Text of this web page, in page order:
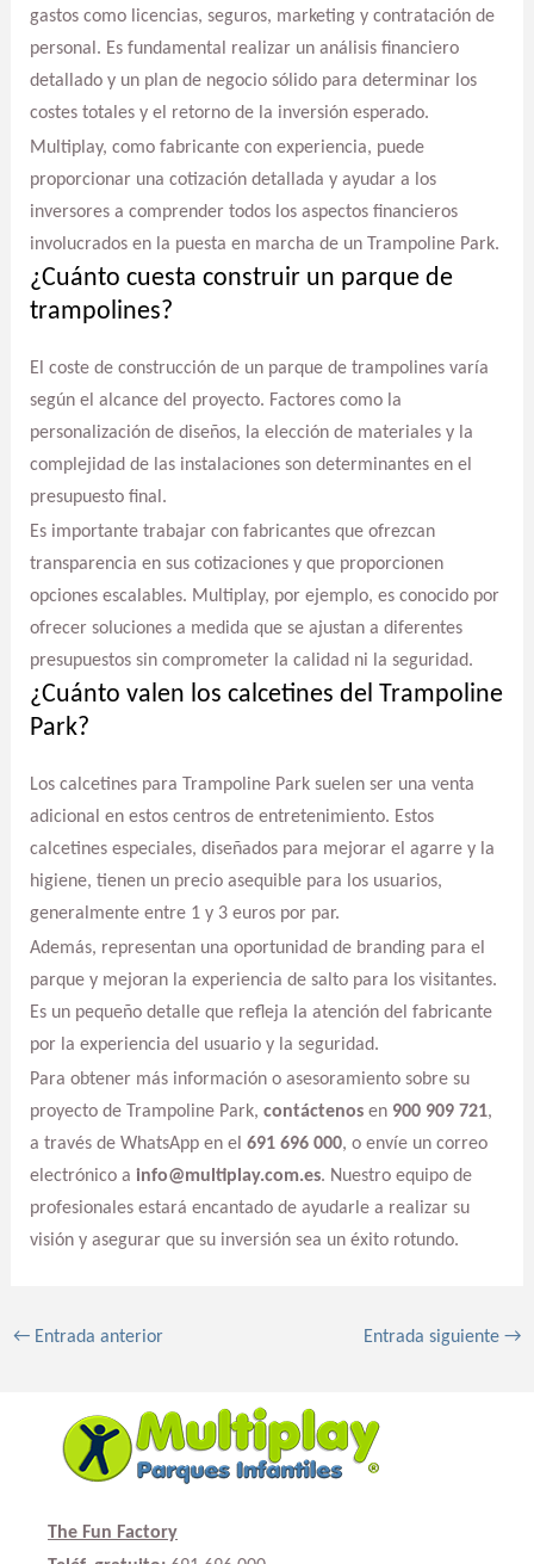
gastos como licencias, seguros, marketing y contratación de
personal. Es fundamental realizar un análisis financiero
detallado y un plan de negocio sólido para determinar los
costes totales y el retorno de la inversión esperado.
Multiplay, como fabricante con experiencia, puede
proporcionar una cotización detallada y ayudar a los
inversores a comprender todos los aspectos financieros
involucrados en la puesta en marcha de un Trampoline Park.
¿Cuánto cuesta construir un parque de
trampolines?
El coste de construcción de un parque de trampolines varía
según el alcance del proyecto. Factores como la
personalización de diseños, la elección de materiales y la
complejidad de las instalaciones son determinantes en el
presupuesto final.
Es importante trabajar con fabricantes que ofrezcan
transparencia en sus cotizaciones y que proporcionen
opciones escalables. Multiplay, por ejemplo, es conocido por
ofrecer soluciones a medida que se ajustan a diferentes
presupuestos sin comprometer la calidad ni la seguridad.
¿Cuánto valen los calcetines del Trampoline
Park?
Los calcetines para Trampoline Park suelen ser una venta
adicional en estos centros de entretenimiento. Estos
calcetines especiales, diseñados para mejorar el agarre y la
higiene, tienen un precio asequible para los usuarios,
generalmente entre 1 y 3 euros por par.
Además, representan una oportunidad de branding para el
parque y mejoran la experiencia de salto para los visitantes.
Es un pequeño detalle que refleja la atención del fabricante
por la experiencia del usuario y la seguridad.
Para obtener más información o asesoramiento sobre su
proyecto de Trampoline Park, contáctenosen 900 909 721,
a través de WhatsApp en el 691 696 000, o envíe un correo
electrónico a info@multiplay.com.es. Nuestro equipo de
profesionales estará encantado de ayudarle a realizar su
visión y asegurar que su inversión sea un éxito rotundo.
←Entrada anterior Entrada siguiente→
The Fun Factory